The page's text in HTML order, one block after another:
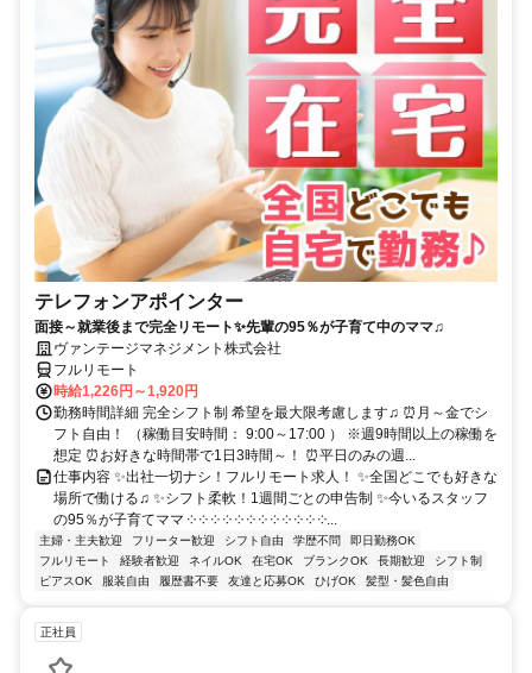
テレフォンアポインター
面接～就業後まで完全リモート✨先輩の95％が子育て中のママ♫
ヴァンテージマネジメント株式会社
フルリモート
時給1,226円～1,920円
勤務時間詳細 完全シフト制 希望を最大限考慮します♫ ⏰月～金でシ
フト自由！ （稼働目安時間： 9:00～17:00 ） ※週9時間以上の稼働を
想定 ⏰お好きな時間帯で1日3時間～！ ⏰平日のみの週...
仕事内容 ✨出社一切ナシ！フルリモート求人！ ✨全国どこでも好きな
場所で働ける♫ ✨シフト柔軟！1週間ごとの申告制 ✨今いるスタッフ
の95％が子育てママ ༶ ༶ ༶ ༶ ༶ ༶ ༶ ༶ ༶ ༶ ༶ ༶...
主婦・主夫歓迎 フリーター歓迎 シフト自由 学歴不問
即日勤務OK
フルリモート
経験者歓迎 ネイルOK 在宅OK ブランクOK 長期歓迎
シフト制
ピアスOK
服装自由 履歴書不要 友達と応募OK ひげOK 髪型・髪色自由
正社員